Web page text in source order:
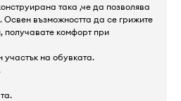
така ,че да позволява
Освен възможността да се грижите
получавате комфорт при
участък на обувката.